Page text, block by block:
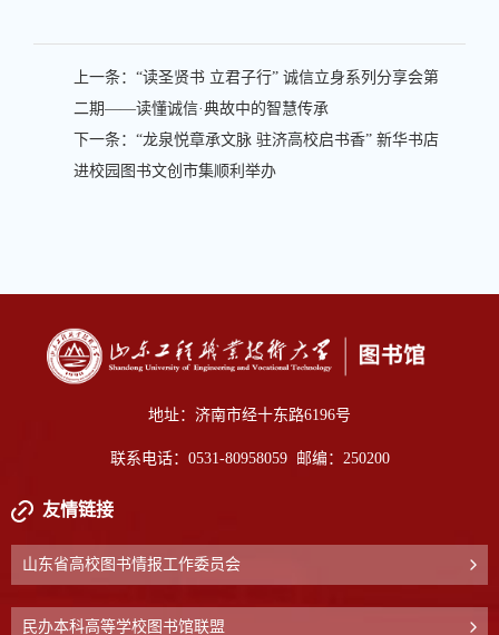
上一条： “读圣贤书 立君子行” 诚信立身系列分享会第
二期——读懂诚信·典故中的智慧传承
下一条： “龙泉悦章承文脉 驻济高校启书香” 新华书店
进校园图书文创市集顺利举办
地址：济南市经十东路6196号
联系电话：0531-80958059 邮编：250200
友情链接
山东省高校图书情报工作委员会
民办本科高等学校图书馆联盟